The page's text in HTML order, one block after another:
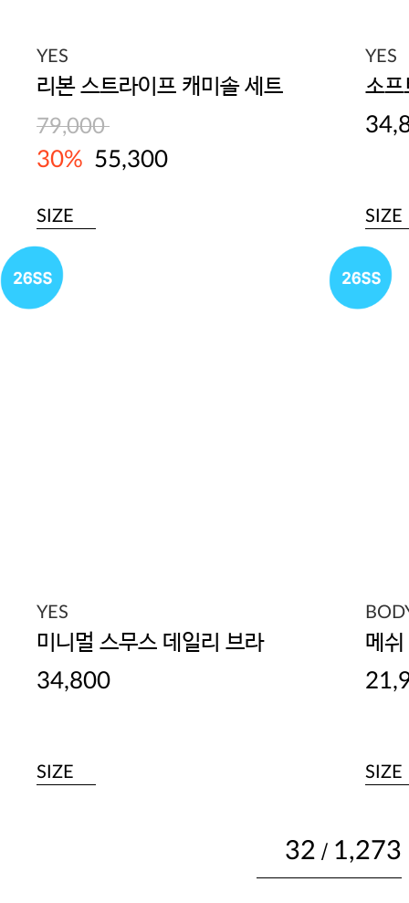
YES
리본 스트라이프 캐미솔 세트
79,000
30% 55,300
SIZE
YES
소프
SIZE
YES
미니멀 스무스 데일리 브라
34,800
SIZE
메쉬
SIZE
32 / 1,273